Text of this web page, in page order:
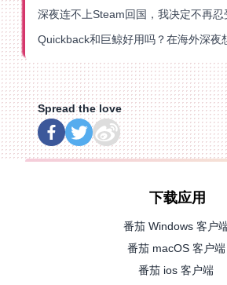
深夜连不上Steam回国，我决定不再忍
Spread the love
下载应用
番茄 Windows 客户
番茄 macOS 客户端
番茄 ios 客户端